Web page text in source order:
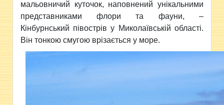
мальовничий куточок, наповнений унікальними
представниками флори та фауни, –
Кінбурнський півострів у Миколаївській області.
Він тонкою смугою врізається у море.